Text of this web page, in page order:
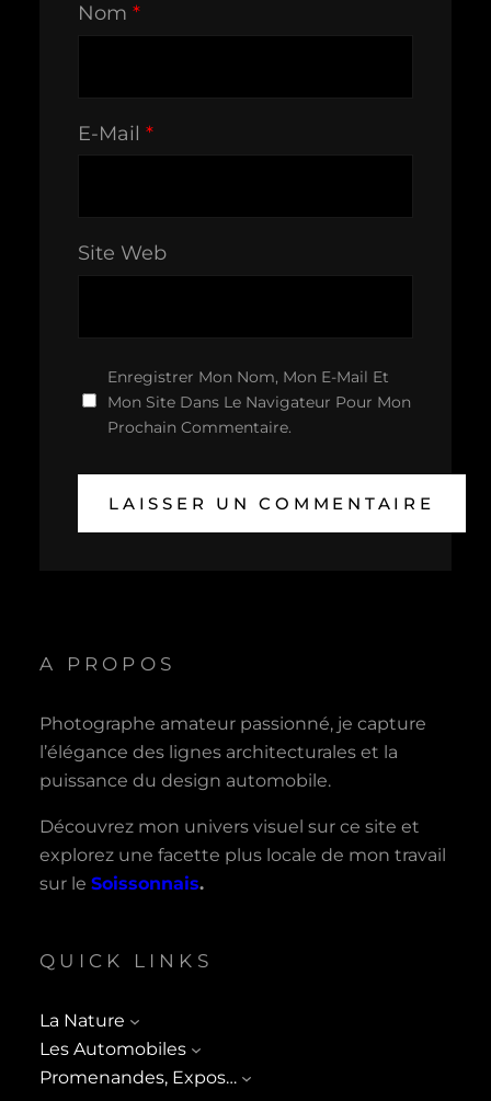
Nom *
E-Mail *
Site Web
Enregistrer Mon Nom, Mon E-Mail Et
Mon Site Dans Le Navigateur Pour Mon
Prochain Commentaire.
A PROPOS
Photographe amateur passionné, je capture
l’élégance des lignes architecturales et la
puissance du design automobile.
Découvrez mon univers visuel sur ce site et
explorez une facette plus locale de mon travail
sur le Soissonnais.
QUICK LINKS
La Nature
Les Automobiles
Promenandes, Expos…